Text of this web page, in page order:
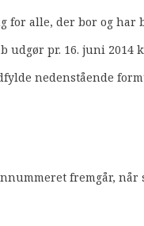
alle, der bor og har
pr. 16. juni 2014
nedenstående
fremgår, når